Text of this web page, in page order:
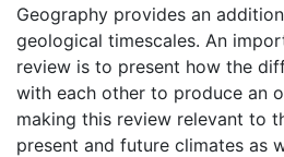
Geography provides an
geological timescales. An
review is to present how the
with each other to produce an
making this review relevant to
present and future climates as